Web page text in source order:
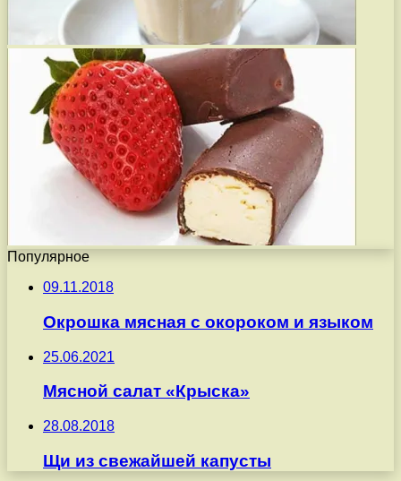
Популярное
09.11.2018
Окрошка мясная с окороком и языком
25.06.2021
Мясной салат «Крыска»
28.08.2018
Щи из свежайшей капусты